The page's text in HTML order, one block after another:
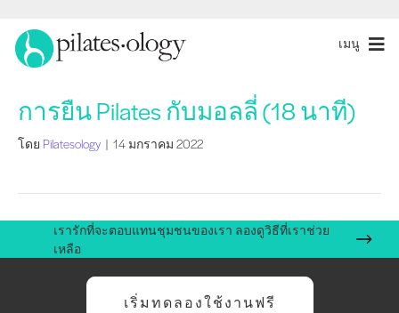
เมนู
การยืน Pilates กับมอลลี่ (18 นาที)
โดย Pilatesology | 14 มกราคม 2022
เรารักที่จะตอบแทนชุมชนของเรา ลองดูวิธีที่เราช่วย
เหลือ
เริ่มทดลองใช้งานฟรี